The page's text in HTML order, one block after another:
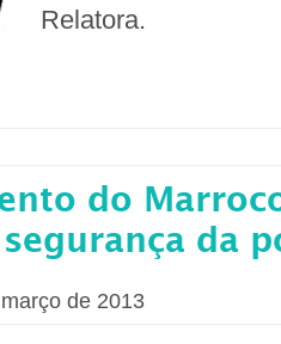
Relatora.
do
da
de 2013